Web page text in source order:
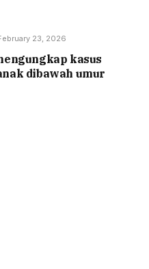
23, 2026
kasus
dibawah umur